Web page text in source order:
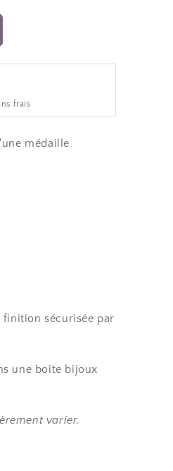
frais
médaille
finition sécurisée par
une boîte bijoux
varier.